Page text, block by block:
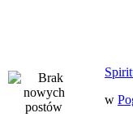
w